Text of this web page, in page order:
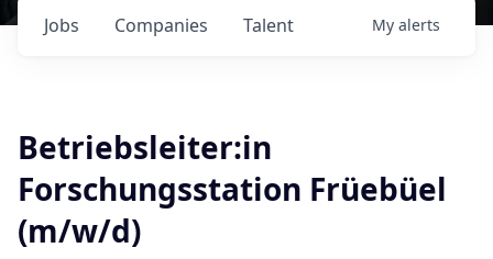
Jobs Companies Talent My alerts
Betriebsleiter:in
Forschungsstation Früebüel
(m/w/d)